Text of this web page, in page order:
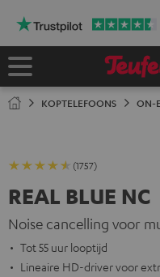
Home
KOPTELEFOONS ON-
(1757)
REAL BLUE NC
Noise cancelling voor
Tot 55 uur looptijd
Lineaire HD-driver voor